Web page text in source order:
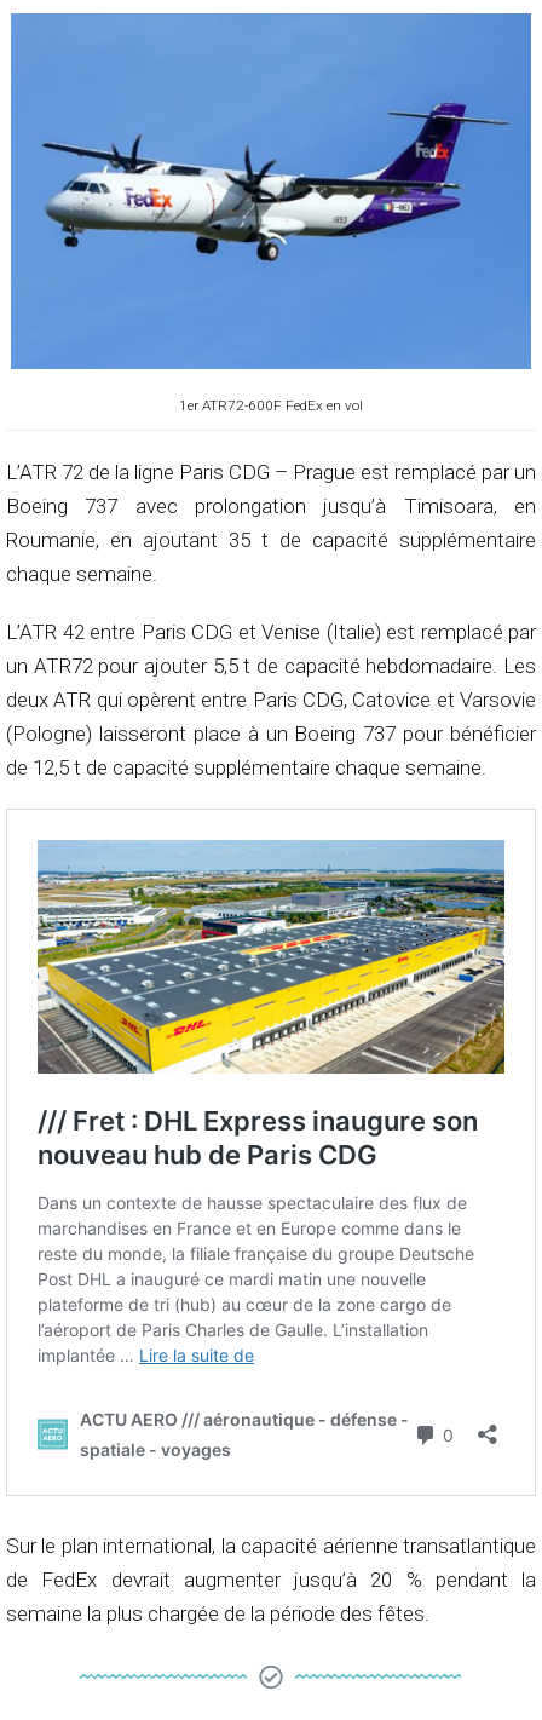
1er ATR72-600F FedEx en vol
L’ATR 72 de la ligne Paris CDG – Prague est remplacé par un
Boeing 737 avec prolongation jusqu’à Timisoara, en
Roumanie, en ajoutant 35 t de capacité supplémentaire
chaque semaine.
L’ATR 42 entre Paris CDG et Venise (Italie) est remplacé par
un ATR72 pour ajouter 5,5 t de capacité hebdomadaire. Les
deux ATR qui opèrent entre Paris CDG, Catovice et Varsovie
(Pologne) laisseront place à un Boeing 737 pour bénéficier
de 12,5 t de capacité supplémentaire chaque semaine.
Sur le plan international, la capacité aérienne transatlantique
de FedEx devrait augmenter jusqu’à 20 % pendant la
semaine la plus chargée de la période des fêtes.